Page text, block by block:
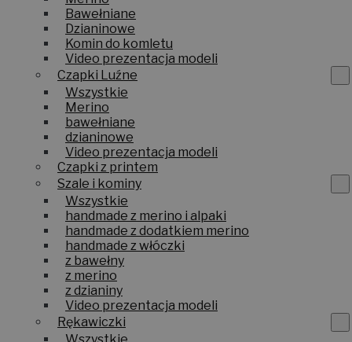
Bawełniane
Dzianinowe
Komin do komletu
Video prezentacja modeli
Czapki Luźne
Wszystkie
Merino
bawełniane
dzianinowe
Video prezentacja modeli
Czapki z printem
Szale i kominy
Wszystkie
handmade z merino i alpaki
handmade z dodatkiem merino
handmade z włóczki
z bawełny
z merino
z dzianiny
Video prezentacja modeli
Rękawiczki